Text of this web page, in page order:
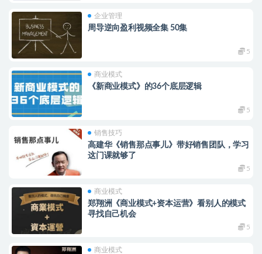
企业管理
周导逆向盈利视频全集 50集
5
商业模式
《新商业模式》的36个底层逻辑
5
销售技巧
高建华《销售那点事儿》带好销售团队，学习
这门课就够了
5
商业模式
郑翔洲《商业模式+资本运营》看别人的模式
寻找自己机会
5
商业模式